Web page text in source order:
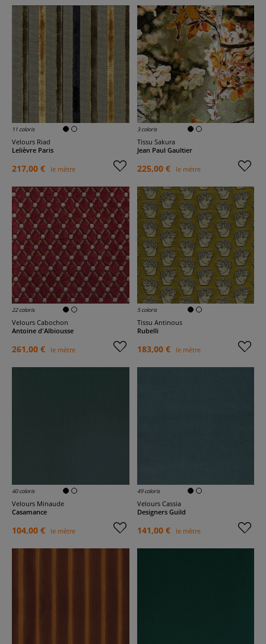
11 coloris
Velours Riad
Lelièvre Paris
217,00 € le mètre
3 coloris
Tissu Sakura
Jean Paul Gaultier
225,00 € le mètre
22 coloris
Velours Cabochon
Antoine d'Albiousse
261,00 € le mètre
5 coloris
Tissu Antinous
Rubelli
183,00 € le mètre
40 coloris
Velours Minaude
Casamance
104,00 € le mètre
49 coloris
Velours Cassia
Designers Guild
141,00 € le mètre